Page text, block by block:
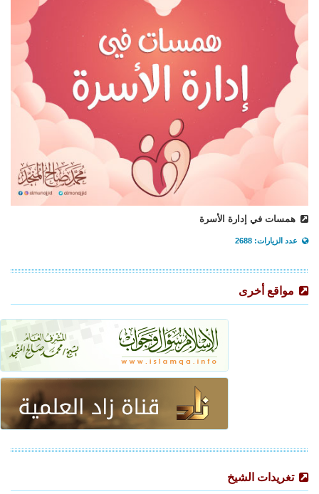
همسات في إدارة الأسرة
عدد الزيارات: 2688
مواقع أخرى
تغريدات الشيخ